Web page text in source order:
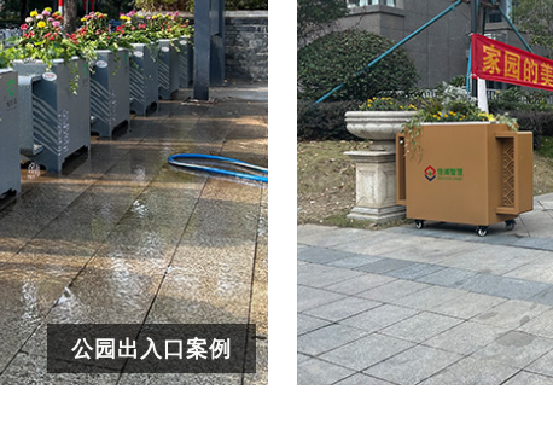
公园出入口案例